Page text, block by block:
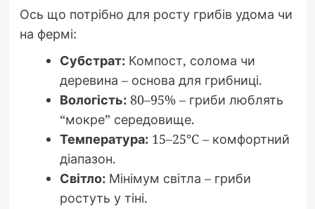
Ось що потрібно для росту грибів удома чи
на фермі:
Субстрат:Компост, солома чи
деревина – основа для грибниці.
Вологість:80–95% – гриби люблять
“мокре” середовище.
Температура:15–25°C – комфортний
діапазон.
Світло:Мінімум світла – гриби
ростуть у тіні.